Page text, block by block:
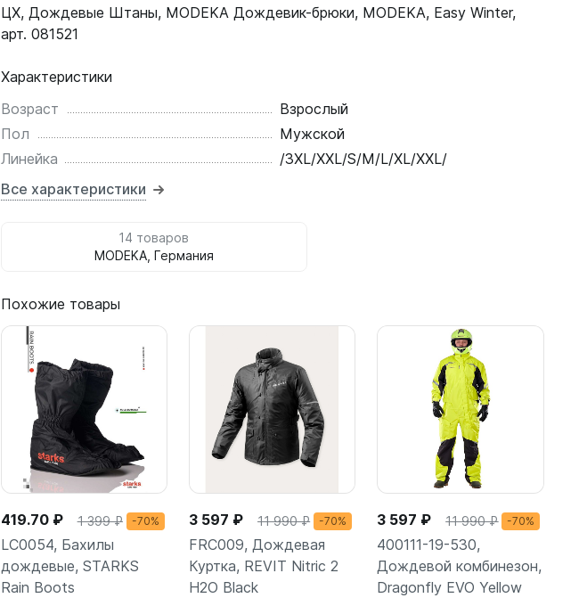
ЦX, Дождевые Штаны, MODEKA Дождевик-брюки, MODEKA, Easy Winter,
арт. 081521
Характеристики
Возраст
Взрослый
Пол
Мужской
Линейка
/3XL/XXL/S/M/L/XL/XXL/
Все характеристики
14 товаров
MODEKA, Германия
Похожие товары
419.70 ₽ 1 399 ₽ -70%
LC0054, Бахилы
дождевые, STARKS
Rain Boots
3 597 ₽ 11 990 ₽ -70%
FRC009, Дождевая
Куртка, REVIT Nitric 2
H2O Black
3 597 ₽ 11 990 ₽ -70%
400111-19-530,
Дождевой комбинезон,
Dragonfly EVO Yellow